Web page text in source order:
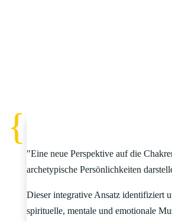
"Eine neue Perspektive auf die
archetypische Persönlichkeiten
Dieser integrative Ansatz identifiziert
spirituelle, mentale und emotionale